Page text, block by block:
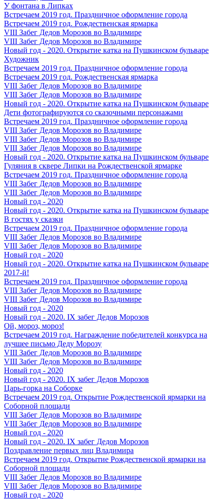
У фонтана в Липках
Встречаем 2019 год. Праздничное оформление города
Встречаем 2019 год. Рождественская ярмарка
VIII Забег Дедов Морозов во Владимире
VIII Забег Дедов Морозов во Владимире
Новый год - 2020. Открытие катка на Пушкинском бульваре
Художник
Встречаем 2019 год. Праздничное оформление города
Встречаем 2019 год. Рождественская ярмарка
VIII Забег Дедов Морозов во Владимире
VIII Забег Дедов Морозов во Владимире
Новый год - 2020. Открытие катка на Пушкинском бульваре
Дети фотографируются со сказочными персонажами
Встречаем 2019 год. Праздничное оформление города
VIII Забег Дедов Морозов во Владимире
VIII Забег Дедов Морозов во Владимире
VIII Забег Дедов Морозов во Владимире
Новый год - 2020. Открытие катка на Пушкинском бульваре
Гуляния в сквере Липки на Рождественской ярмарке
Встречаем 2019 год. Праздничное оформление города
VIII Забег Дедов Морозов во Владимире
VIII Забег Дедов Морозов во Владимире
Новый год - 2020
Новый год - 2020. Открытие катка на Пушкинском бульваре
В гостях у сказки
Встречаем 2019 год. Праздничное оформление города
VIII Забег Дедов Морозов во Владимире
VIII Забег Дедов Морозов во Владимире
Новый год - 2020
Новый год - 2020. Открытие катка на Пушкинском бульваре
2017-й!
Встречаем 2019 год. Праздничное оформление города
VIII Забег Дедов Морозов во Владимире
VIII Забег Дедов Морозов во Владимире
Новый год - 2020
Новый год - 2020. IX забег Дедов Морозов
Ой, мороз, мороз!
Встречаем 2019 год. Награждение победителей конкурса на
лучшее письмо Деду Морозу
VIII Забег Дедов Морозов во Владимире
VIII Забег Дедов Морозов во Владимире
Новый год - 2020
Новый год - 2020. IX забег Дедов Морозов
Царь-горка на Соборке
Встречаем 2019 год. Открытие Рождественской ярмарки на
Соборной площади
VIII Забег Дедов Морозов во Владимире
VIII Забег Дедов Морозов во Владимире
Новый год - 2020
Новый год - 2020. IX забег Дедов Морозов
Поздравление первых лиц Владимира
Встречаем 2019 год. Открытие Рождественской ярмарки на
Соборной площади
VIII Забег Дедов Морозов во Владимире
VIII Забег Дедов Морозов во Владимире
Новый год - 2020